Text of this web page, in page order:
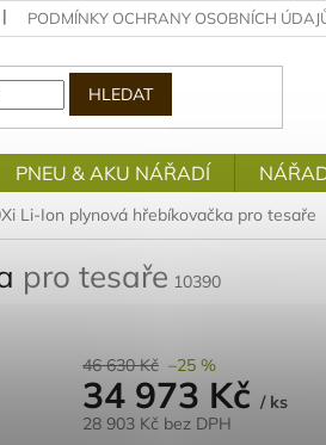
PODMÍNKY OCHRANY OSOBNÍCH
HLEDAT
PNEU & AKU NÁŘADÍ
Li-Ion plynová hřebíkovačka pro tesaře
pro tesaře 10390
46 630 Kč –25 %
34 973 Kč / ks
28 903 Kč bez DPH